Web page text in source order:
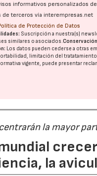
informativos personalizados
terceros vía interempresas.net
de Protección de Datos
Suscripción a nuestra(s)
similares o asociados.
Los datos pueden cederse a otras
limitación del
vigente, puede presentar
la mayor
la